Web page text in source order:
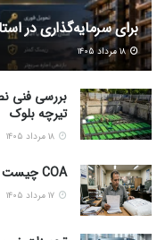
برای سرمایه‌گذاری در
۱۸ مرداد ۱۴۰۵
بررسی فنی
تیرچه بلوک
COA چیست و چرا بدون آن نباید ماده شیمیایی خرید؟